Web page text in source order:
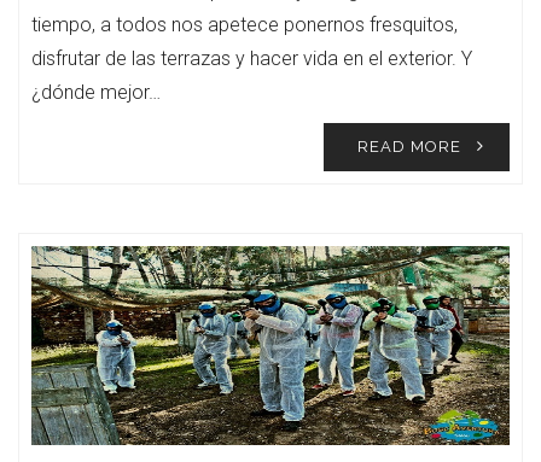
tiempo, a todos nos apetece ponernos fresquitos,
disfrutar de las terrazas y hacer vida en el exterior. Y
¿dónde mejor…
READ MORE